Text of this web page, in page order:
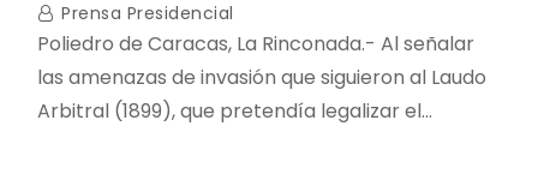
Prensa Presidencial
Poliedro de Caracas, La Rinconada.- Al señalar
las amenazas de invasión que siguieron al Laudo
Arbitral (1899), que pretendía legalizar el…